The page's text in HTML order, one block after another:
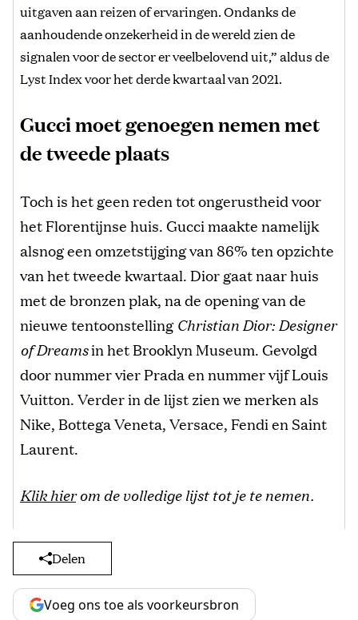
uitgaven aan reizen of ervaringen. Ondanks de
aanhoudende onzekerheid in de wereld zien de
signalen voor de sector er veelbelovend uit,” aldus de
Lyst Index voor het derde kwartaal van 2021.
Gucci moet genoegen nemen met
de tweede plaats
Toch is het geen reden tot ongerustheid voor
het Florentijnse huis. Gucci maakte namelijk
alsnog een omzetstijging van 86% ten opzichte
van het tweede kwartaal. Dior gaat naar huis
met de bronzen plak, na de opening van de
nieuwe tentoonstellingChristian Dior: Designer
of Dreamsin het Brooklyn Museum. Gevolgd
door nummer vier Prada en nummer vijf Louis
Vuitton. Verder in de lijst zien we merken als
Nike, Bottega Veneta, Versace, Fendi en Saint
Laurent.
Klik hierom de volledige lijst tot je te nemen.
Delen
Voeg ons toe als voorkeursbron